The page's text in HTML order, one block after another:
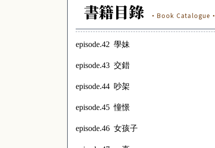
書籍目錄 ·Book Catalogue·
episode.42 學妹
episode.43 交錯
episode.44 吵架
episode.45 憧憬
episode.46 女孩子